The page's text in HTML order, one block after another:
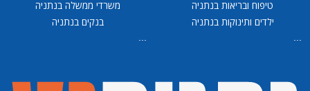
טיפוח ובריאות בנתניה
ילדים ותינוקות בנתניה
...
משרדי ממשלה בנתניה
בנקים בנתניה
...